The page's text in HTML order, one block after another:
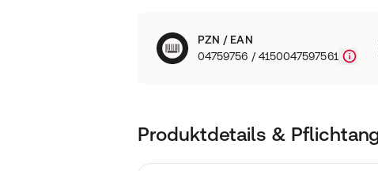
PZN / EAN
04759756 / 4150047597561
Produktdetails &